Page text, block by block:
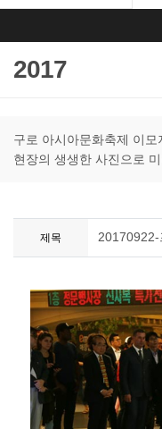
2017
구로 아시아문화축제 이
현장의 생생한 사진으로
제목 20170922-